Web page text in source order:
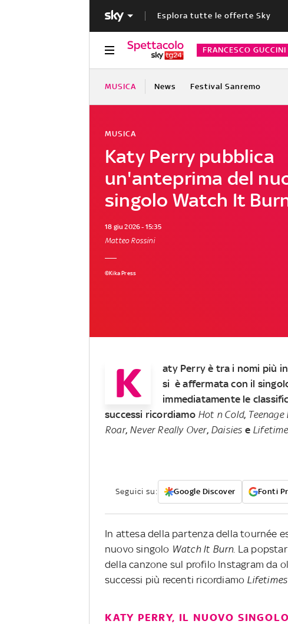
Esplora tutte le offerte Sky
FRANCESCO GUCCINI
MUSICA News Festival Sanremo
Katy Perry pubblica
un'anteprima del
singolo Watch It
MUSICA
18 giu 2026 - 15:35
Matteo Rossini
©Kika Press
K
aty Perry è tra i nomi più
si è affermata con il
immediatamente le
successi ricordiamo Hot n Cold, Teenage
Roar, Never Really Over, Daisies e
Seguici su: Google Discover Fonti
In attesa della partenza della tournée
nuovo singolo Watch It Burn. La
della canzone sul profilo Instagram da
successi più recenti ricordiamo Lifetimes
KATY PERRY, IL NUOVO